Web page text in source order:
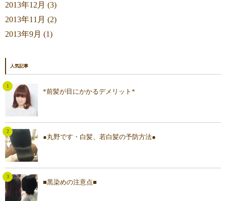
2013年12月 (3)
2013年11月 (2)
2013年9月 (1)
人気記事
*前髪が目にかかるデメリット*
●丸野です・白髪、若白髪の予防方法●
■黒染めの注意点■